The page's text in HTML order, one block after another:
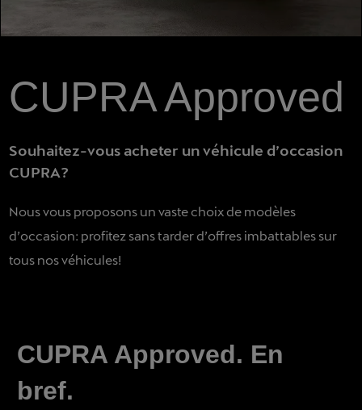
CUPRA Approved
Souhaitez-vous acheter un véhicule d’occasion
CUPRA?
Nous vous proposons un vaste choix de modèles
d’occasion: profitez sans tarder d’offres imbattables sur
tous nos véhicules!
CUPRA Approved. En
bref.